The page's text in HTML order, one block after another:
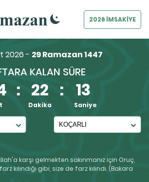
2026 İMSAKİYE
karşı gelmekten sakınmanız için Oruç,
kılındığı gibi, size de farz kılındı. (Bakara
2026 - 29 Ramazan 1447
KALAN SÜRE
: 22 : 12
Dakika Saniye